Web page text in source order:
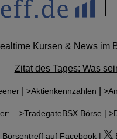
Kursen & News
Zitat des Tages: Was
| >Aktienkennzahlen
>TradegateBSX Börse |
Börsentreff auf Facebook |